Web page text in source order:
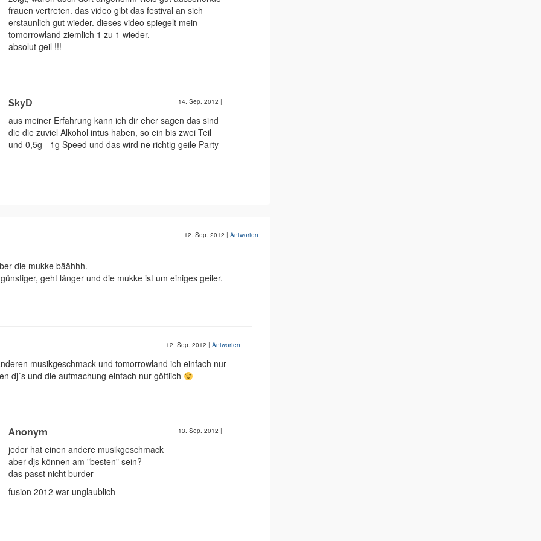
frauen vertreten. das video gibt das festival an sich
erstaunlich gut wieder. dieses video spiegelt mein
tomorrowland ziemlich 1 zu 1 wieder.
absolut geil !!!
SkyD 14. Sep. 2012 |
aus meiner Erfahrung kann ich dir eher sagen das sind
die die zuviel Alkohol intus haben, so ein bis zwei Teil
und 0,5g - 1g Speed und das wird ne richtig geile Party
12. Sep. 2012 | Antworten
die mukke bäähhh.
geht länger und die mukke ist um einiges geiler.
12. Sep. 2012 | Antworten
musikgeschmack und tomorrowland ich einfach nur
dj´s und die aufmachung einfach nur göttlich
Anonym 13. Sep. 2012 |
jeder hat einen andere musikgeschmack
aber djs können am "besten" sein?
das passt nicht burder
fusion 2012 war unglaublich